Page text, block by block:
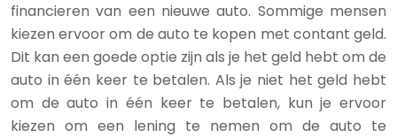
financieren van een nieuwe auto. Sommige mensen
kiezen ervoor om de auto te kopen met contant geld.
Dit kan een goede optie zijn als je het geld hebt om de
auto in één keer te betalen. Als je niet het geld hebt
om de auto in één keer te betalen, kun je ervoor
kiezen om een lening te nemen om de auto te